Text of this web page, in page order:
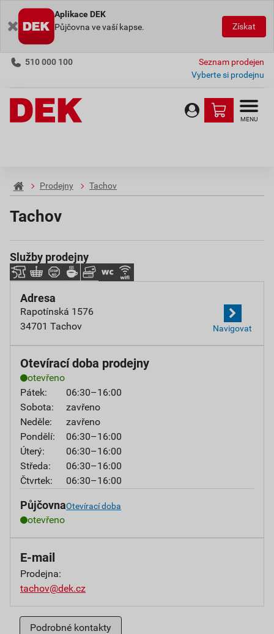
Aplikace DEK
Půjčovna ve vaší kapse.
Získat
510 000 100
Seznam prodejen
Vyberte si prodejnu
MENU
Prodejny Tachov
Tachov
Služby prodejny
Adresa
Rapotínská 1576
34701 Tachov
Navigovat
Otevírací doba prodejny
otevřeno
Pátek:
06:30–16:00
Sobota:
zavřeno
Neděle:
zavřeno
Pondělí:
06:30–16:00
Úterý:
06:30–16:00
Středa:
06:30–16:00
Čtvrtek:
06:30–16:00
PůjčovnaOtevírací doba
otevřeno
E-mail
Prodejna:
tachov@dek.cz
Podrobné kontakty